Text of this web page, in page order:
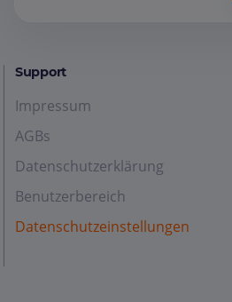
Support
Impressum
AGBs
Datenschutzerklärung
Benutzerbereich
Datenschutzeinstellungen